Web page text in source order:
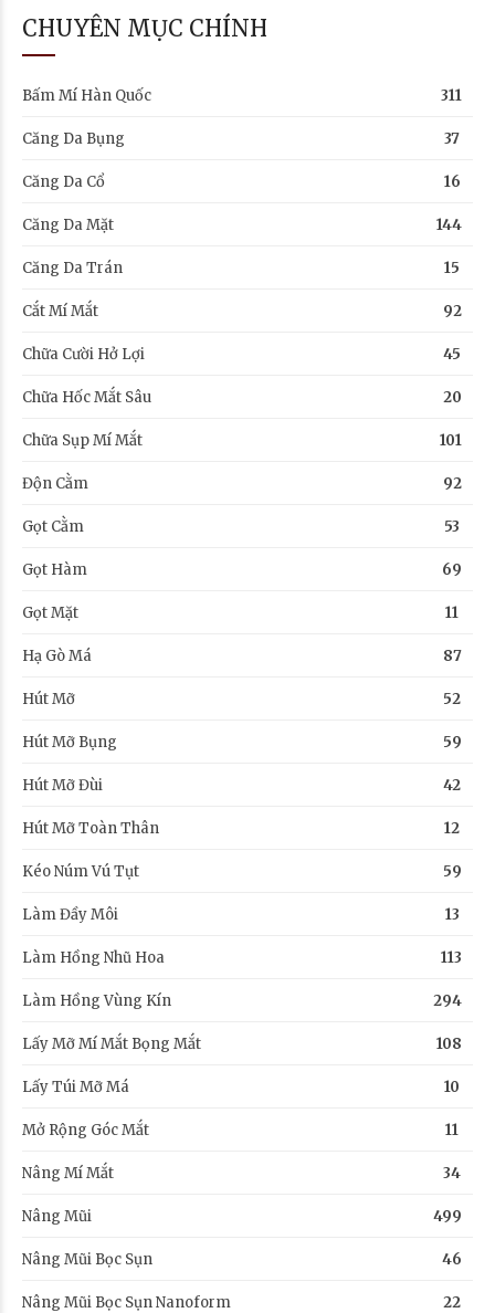
CHUYÊN MỤC CHÍNH
Bấm Mí Hàn Quốc 311
Căng Da Bụng 37
Căng Da Cổ 16
Căng Da Mặt 144
Căng Da Trán 15
Cắt Mí Mắt 92
Chữa Cười Hở Lợi 45
Chữa Hốc Mắt Sâu 20
Chữa Sụp Mí Mắt 101
Độn Cằm 92
Gọt Cằm 53
Gọt Hàm 69
Gọt Mặt 11
Hạ Gò Má 87
Hút Mỡ 52
Hút Mỡ Bụng 59
Hút Mỡ Đùi 42
Hút Mỡ Toàn Thân 12
Kéo Núm Vú Tụt 59
Làm Đầy Môi 13
Làm Hồng Nhũ Hoa 113
Làm Hồng Vùng Kín 294
Lấy Mỡ Mí Mắt Bọng Mắt 108
Lấy Túi Mỡ Má 10
Mở Rộng Góc Mắt 11
Nâng Mí Mắt 34
Nâng Mũi 499
Nâng Mũi Bọc Sụn 46
Nâng Mũi Bọc Sụn Nanoform 22